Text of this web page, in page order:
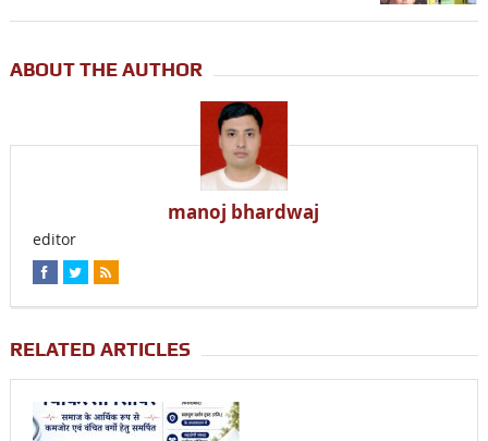
ABOUT THE AUTHOR
manoj bhardwaj
editor
RELATED ARTICLES